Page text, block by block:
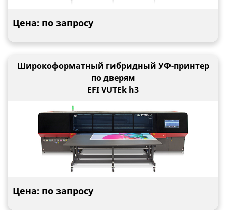
Цена: по запросу
Широкоформатный гибридный УФ-принтер
по дверям
EFI VUTEk h3
Цена: по запросу